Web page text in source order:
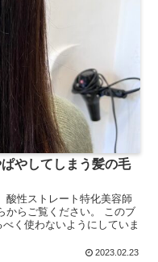
やしてしまう髪の毛
酸性ストレート特化美容師
からご覧ください。 このブ
く使わないようにしていま
2023.02.23